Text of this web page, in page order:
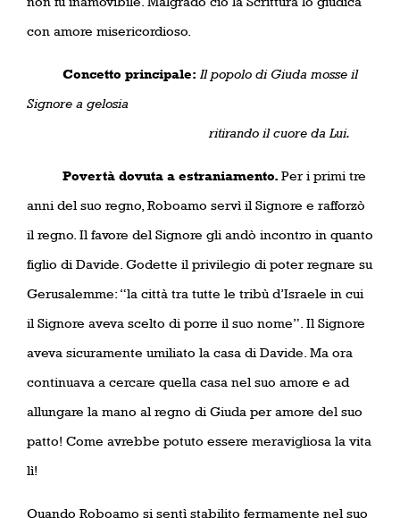
con amore misericordioso.
Concetto principale: Il popolo di Giuda mosse il
Signore a gelosia
ritirando il cuore da Lui.
Povertà dovuta a estraniamento. Per i primi tre
anni del suo regno, Roboamo servì il Signore e rafforzò
il regno. Il favore del Signore gli andò incontro in quanto
figlio di Davide. Godette il privilegio di poter regnare su
Gerusalemme: “la città tra tutte le tribù d’Israele in cui
il Signore aveva scelto di porre il suo nome”. Il Signore
aveva sicuramente umiliato la casa di Davide. Ma ora
continuava a cercare quella casa nel suo amore e ad
allungare la mano al regno di Giuda per amore del suo
patto! Come avrebbe potuto essere meravigliosa la vita
lì!
Quando Roboamo si sentì stabilito fermamente nel suo